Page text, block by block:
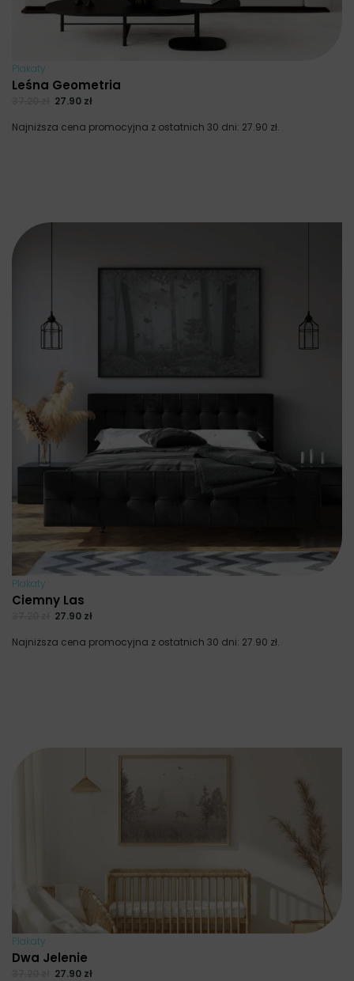
Plakaty
Leśna Geometria
27.90 zł
Najniższa cena promocyjna z ostatnich 30 dni: 27.90 zł.
Plakaty
Ciemny Las
27.90 zł
Najniższa cena promocyjna z ostatnich 30 dni: 27.90 zł.
Plakaty
Dwa Jelenie
27.90 zł